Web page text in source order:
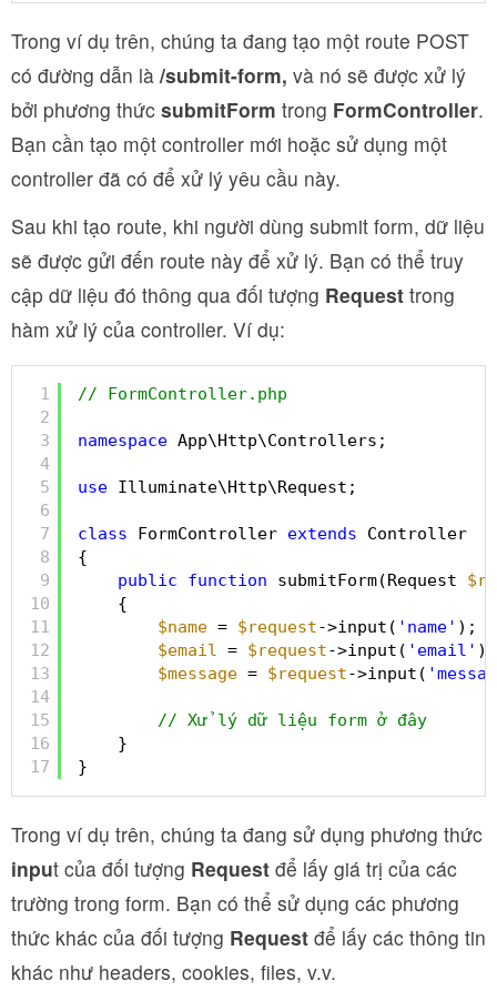
Trong ví dụ trên, chúng ta đang tạo một route POST
có đường dẫn là /submit-form, và nó sẽ được xử lý
bởi phương thức submitForm trong FormController.
Bạn cần tạo một controller mới hoặc sử dụng một
controller đã có để xử lý yêu cầu này.
Sau khi tạo route, khi người dùng submit form, dữ liệu
sẽ được gửi đến route này để xử lý. Bạn có thể truy
cập dữ liệu đó thông qua đối tượng Request trong
hàm xử lý của controller. Ví dụ:
1
2
3
4
5
6
7
8
9
10
11
12
13
14
15
16
17
// FormController.php
namespace App\Http\Controllers;
use Illuminate\Http\Request;
class FormController extends
Controller
{
public
function submitForm(Request
{
$name = $request->input( 'name' );
$email = $request->input( 'email' );
$message = $request->input(
// Xử lý dữ liệu form ở đây
}
}
Trong ví dụ trên, chúng ta đang sử dụng phương thức
input của đối tượng Request để lấy giá trị của các
trường trong form. Bạn có thể sử dụng các phương
thức khác của đối tượng Request để lấy các thông tin
khác như headers, cookies, files, v.v.